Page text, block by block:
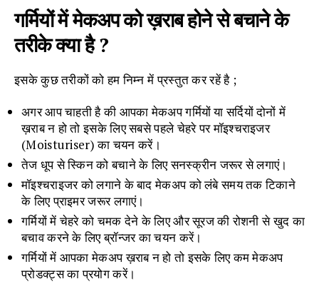
गर्मियों में मेकअप को ख़राब होने से बचाने के
तरीके क्या है ?
इसके कुछ तरीकों को हम निम्न में प्रस्तुत कर रहें है ;
अगर आप चाहती है की आपका मेकअप गर्मियों या सर्दियों दोनों में
ख़राब न हो तो इसके लिए सबसे पहले चेहरे पर मॉइश्चराइजर
(Moisturiser) का चयन करें।
तेज धूप से स्किन को बचाने के लिए सनस्क्रीन जरूर से लगाएं।
मॉइश्चराइजर को लगाने के बाद मेकअप को लंबे समय तक टिकाने
के लिए प्राइमर जरूर लगाएं।
गर्मियों में चेहरे को चमक देने के लिए और सूरज की रोशनी से खुद का
बचाव करने के लिए ब्रॉन्जर का चयन करें।
गर्मियों में आपका मेकअप ख़राब न हो तो इसके लिए कम मेकअप
प्रोडक्ट्स का प्रयोग करें।